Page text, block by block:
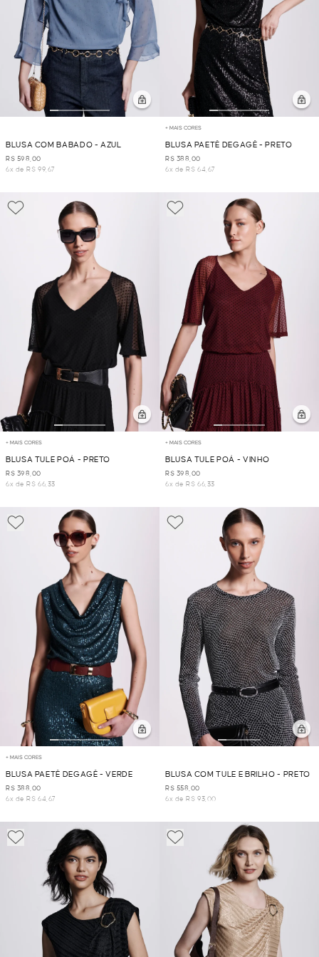
BLUSA COM BABADO - AZUL
R$ 598,00
6x de R$ 99,67
+ MAIS CORES
BLUSA PAETÊ DEGAGÊ - PRETO
R$ 388,00
6x de R$ 64,67
+ MAIS CORES
BLUSA TULE POÁ - PRETO
R$ 398,00
6x de R$ 66,33
+ MAIS CORES
BLUSA TULE POÁ - VINHO
R$ 398,00
6x de R$ 66,33
+ MAIS CORES
BLUSA PAETÊ DEGAGÊ - VERDE
R$ 388,00
6x de R$ 64,67
BLUSA COM TULE E BRILHO - PRETO
R$ 558,00
6x de R$ 93,00